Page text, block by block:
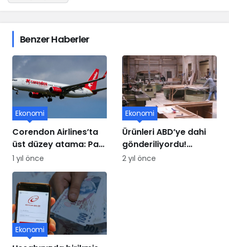
Benzer Haberler
Corendon Airlines’ta
üst düzey atama: Paul
Schwaiger yeni CCO
oldu
Ekonomi
1 yıl önce
Ürünleri ABD’ye dahi
gönderiliyordu!
Mobilya üssü iflasın
Ekonomi
2 yıl önce
Ekonomi